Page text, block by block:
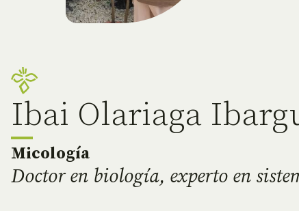
Ibai Olariaga
Micología
Doctor en biología, experto en